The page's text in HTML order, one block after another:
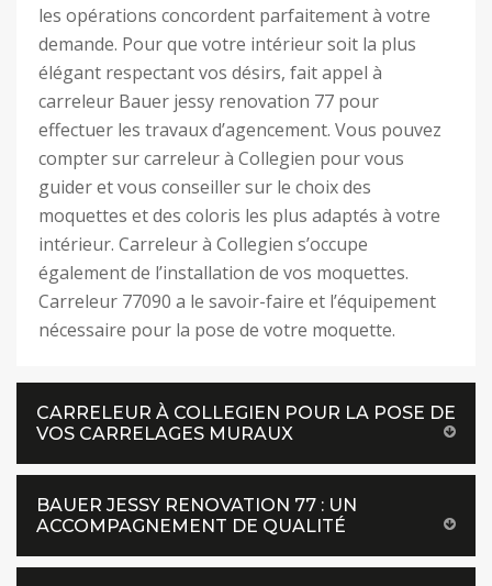
les opérations concordent parfaitement à votre
demande. Pour que votre intérieur soit la plus
élégant respectant vos désirs, fait appel à
carreleur Bauer jessy renovation 77 pour
effectuer les travaux d’agencement. Vous pouvez
compter sur carreleur à Collegien pour vous
guider et vous conseiller sur le choix des
moquettes et des coloris les plus adaptés à votre
intérieur. Carreleur à Collegien s’occupe
également de l’installation de vos moquettes.
Carreleur 77090 a le savoir-faire et l’équipement
nécessaire pour la pose de votre moquette.
CARRELEUR À COLLEGIEN POUR LA POSE DE
VOS CARRELAGES MURAUX
BAUER JESSY RENOVATION 77 : UN
ACCOMPAGNEMENT DE QUALITÉ